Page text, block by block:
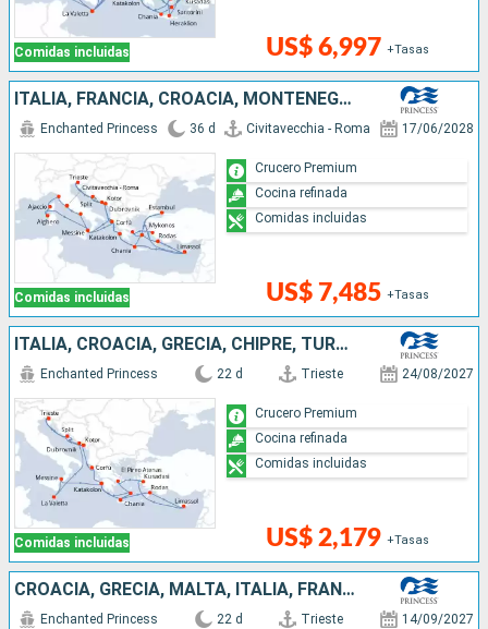
Comidas incluidas US$ 6,997 +Tasas
ITALIA, FRANCIA, CROACIA, MONTENEGRO, GRECIA, TURQUÍA, CHIPRE
Comidas incluidas
Enchanted Princess 36 d Civitavecchia - Roma 17/06/2028
US$ 7,485 +Tasas
Crucero Premium
Cocina refinada
Comidas incluidas
ITALIA, CROACIA, GRECIA, CHIPRE, TURQUÍA, MALTA, MONTENEGRO
Comidas incluidas
Enchanted Princess 22 d Trieste 24/08/2027
US$ 2,179 +Tasas
Crucero Premium
Cocina refinada
Comidas incluidas
CROACIA, GRECIA, MALTA, ITALIA, FRANCIA, MONTENEGRO
Enchanted Princess 22 d Trieste 14/09/2027